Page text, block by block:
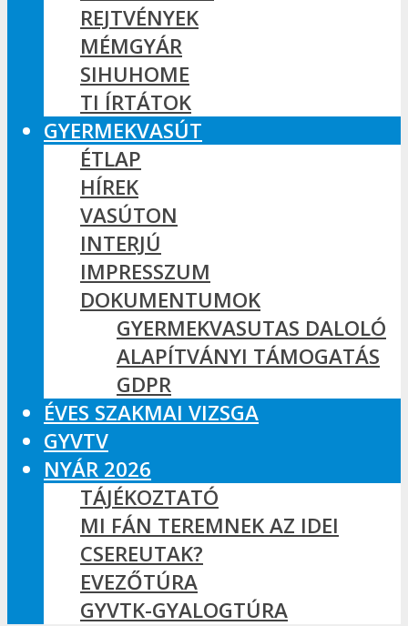
REJTVÉNYEK
MÉMGYÁR
SIHUHOME
TI ÍRTÁTOK
GYERMEKVASÚT
ÉTLAP
HÍREK
VASÚTON
INTERJÚ
IMPRESSZUM
DOKUMENTUMOK
GYERMEKVASUTAS DALOLÓ
ALAPÍTVÁNYI TÁMOGATÁS
GDPR
ÉVES SZAKMAI VIZSGA
GYVTV
NYÁR 2026
TÁJÉKOZTATÓ
MI FÁN TEREMNEK AZ IDEI
CSEREUTAK?
EVEZŐTÚRA
GYVTK-GYALOGTÚRA